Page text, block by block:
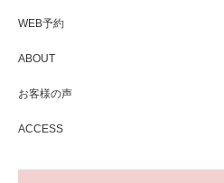
WEB予約
ABOUT
お客様の声
ACCESS